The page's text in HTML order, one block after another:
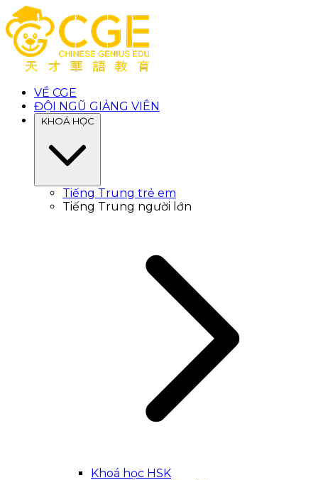
VỀ CGE
ĐỘI NGŨ GIẢNG VIÊN
KHOÁ HỌC
Tiếng Trung trẻ em
Tiếng Trung người lớn
Khoá học HSK